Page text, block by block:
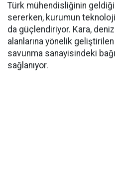
Türk mühendisliğinin geldiği
sererken, kurumun
da güçlendiriyor. Kara,
alanlarına yönelik
savunma sanayisindeki
sağlanıyor.